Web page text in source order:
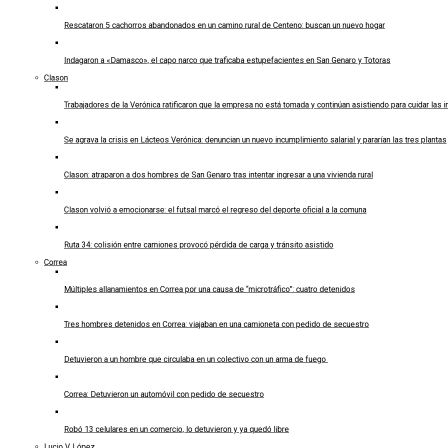
Rescataron 5 cachorros abandonados en un camino rural de Centeno: buscan un nuevo hogar
Indagaron a «Damasco», el capo narco que traficaba estupefacientes en San Genaro y Totoras
Clason
Trabajadores de la Verónica ratificaron que la empresa no está tomada y continúan asistiendo para cuidar las
Se agrava la crisis en Lácteos Verónica: denuncian un nuevo incumplimiento salarial y pararían las tres plantas
Clason: atraparon a dos hombres de San Genaro tras intentar ingresar a una vivienda rural
Clason volvió a emocionarse: el futsal marcó el regreso del deporte oficial a la comuna
Ruta 34: colisión entre camiones provocó pérdida de carga y tránsito asistido
Correa
Múltiples allanamientos en Correa por una causa de “microtráfico”: cuatro detenidos
Tres hombres detenidos en Correa: viajaban en una camioneta con pedido de secuestro
Detuvieron a un hombre que circulaba en un colectivo con un arma de fuego
Correa: Detuvieron un automóvil con pedido de secuestro
Robó 13 celulares en un comercio, lo detuvieron y ya quedó libre